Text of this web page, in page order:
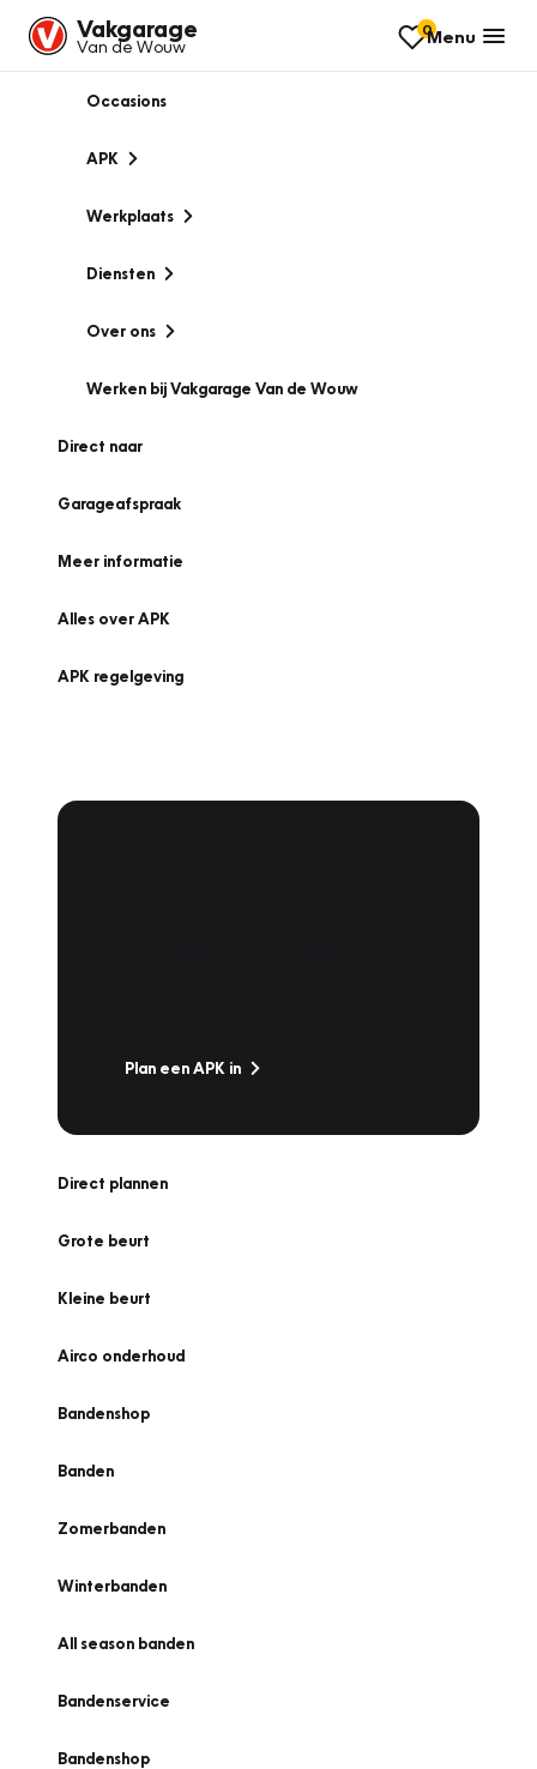
Vakgarage
Van de Wouw
0Menu
Occasions
APK
Werkplaats
Diensten
Over ons
Werken bij Vakgarage Van de Wouw
Direct naar
Garageafspraak
Meer informatie
Alles over APK
APK regelgeving
Plan een APK in
Direct plannen
Grote beurt
Kleine beurt
Airco onderhoud
Bandenshop
Banden
Zomerbanden
Winterbanden
All season banden
Bandenservice
Bandenshop